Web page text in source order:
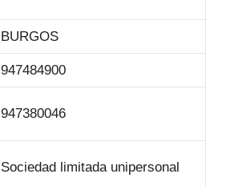
BURGOS
947484900
947380046
Sociedad limitada unipersonal